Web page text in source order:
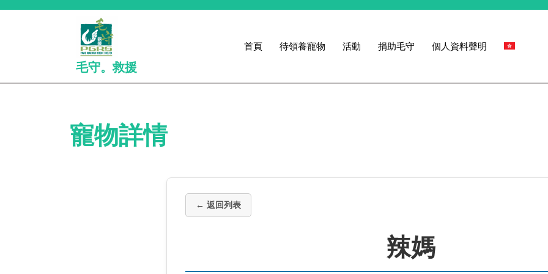
毛守。救援
首頁 待領養寵物 活動 捐助毛守 個人資料聲明
寵物詳情
← 返回列表
辣媽